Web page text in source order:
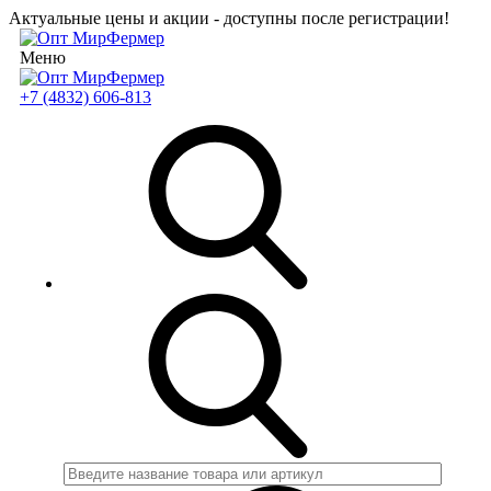
Актуальные цены и акции - доступны после регистрации!
Меню
+7 (4832) 606-813